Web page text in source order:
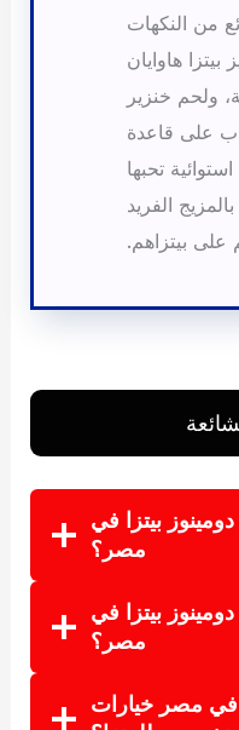
من النكهات
بيتزا هاوايان
ولحم خنزير
على قاعدة
تحبها
الفريد
على بيتزاهم.
دومينوز بيتزا في
مصر؟
بيتزا في
مصر؟
في مصر خيارات